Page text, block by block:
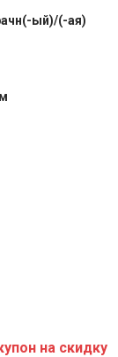
ый)/(-ая)
на скидку